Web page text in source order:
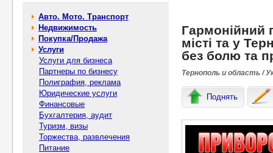
Авто. Мото. Транспорт
Недвижимость
Покупка/Продажа
Услуги
Услуги для бизнеса
Партнеры по бизнесу
Полиграфия, реклама
Юридические услуги
Финансовые
Бухгалтерия, аудит
Туризм, визы
Торжества, развлечения
Питание
Гармонійний
місті та у
без болю та
Тернополь и область /
Поднять